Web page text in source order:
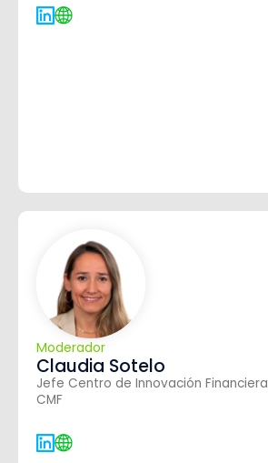
Moderador
Claudia Sotelo
Jefe Centro de Innovación Financiera
CMF